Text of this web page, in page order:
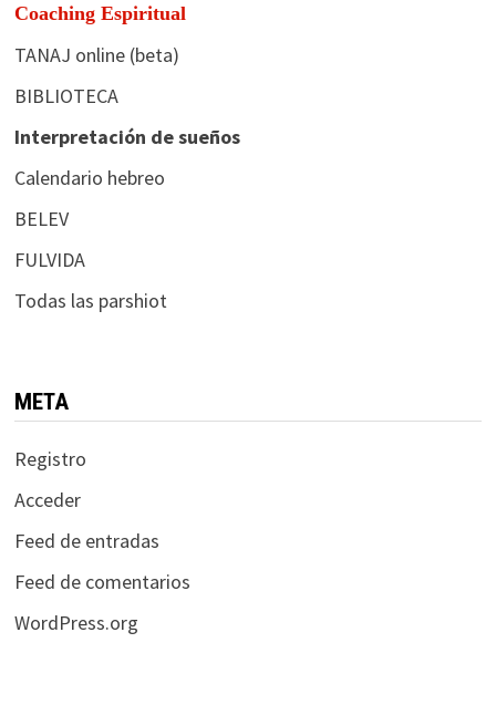
Coaching Espiritual
TANAJ online (beta)
BIBLIOTECA
Interpretación de sueños
Calendario hebreo
BELEV
FULVIDA
Todas las parshiot
META
Registro
Acceder
Feed de entradas
Feed de comentarios
WordPress.org